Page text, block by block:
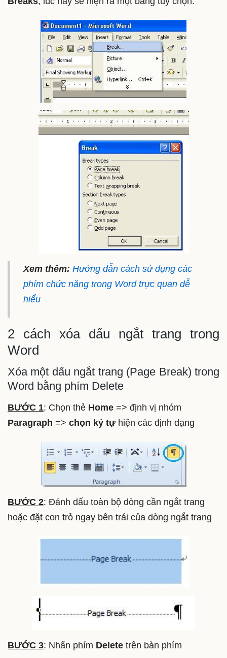
Xem thêm: Hướng dẫn cách sử dụng các
phím chức năng trong Word trực quan dễ
hiểu
2 cách xóa dấu ngắt trang trong
Word
Xóa một dấu ngắt trang (Page Break) trong
Word bằng phím Delete
BƯỚC 1: Chọn thẻ Home => định vị nhóm
Paragraph => chọn ký tự hiện các định dạng
BƯỚC 2: Đánh dấu toàn bộ dòng cần ngắt trang
hoặc đặt con trỏ ngay bên trái của dòng ngắt trang
BƯỚC 3: Nhấn phím Delete trên bàn phím